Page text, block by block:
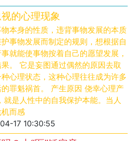
的心理现象
本身的性质，违背事物发展的本质
事物发展而制定的规则，想根据自
就能使事物按着自己的愿望发展，
。 它是妄图通过偶然的原因去取
心理状态，这种心理往往成为许多
罪魁祸首。 产生原因 侥幸心理产
是人性中的自我保护本能。当人
而感
17 10:30:55